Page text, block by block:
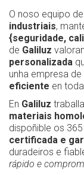
O noso equipo de
industriais,
{seguridade,
de Galiluz
personalizada
unha empresa
eficiente en
En Galiluz
materiais
dispoñible os
certificada e
duradeiros e
rápido e